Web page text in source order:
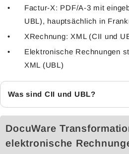
Factur-X: PDF/A-3 mit
UBL), hauptsächlich in
XRechnung: XML (CII und
Elektronische Rechnungen
XML (UBL)
Was sind CII und UBL?
DocuWare
elektronische